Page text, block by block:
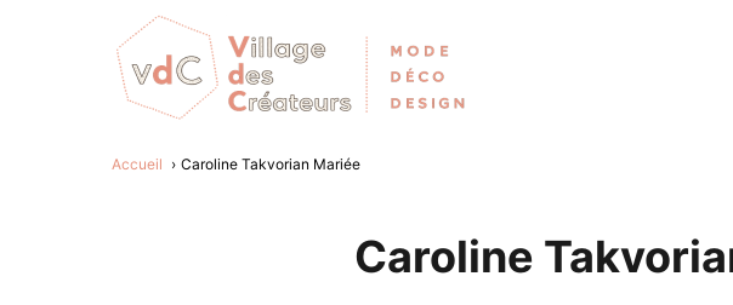
Accueil Caroline Takvorian Mariée
Caroline